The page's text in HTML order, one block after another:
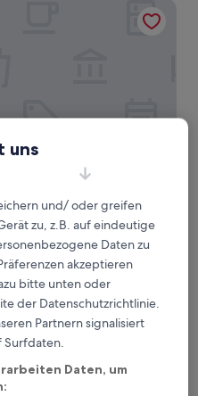
Konstanz entfernt
Der
Preis
189 €
inkl. Steuern & Gebühren
uns
und/ oder greifen
zu, z.B. auf eindeutige
Daten zu
akzeptieren
bitte unten oder
der Datenschutzrichtlinie.
Partnern signalisiert
Surfdaten.
Daten, um